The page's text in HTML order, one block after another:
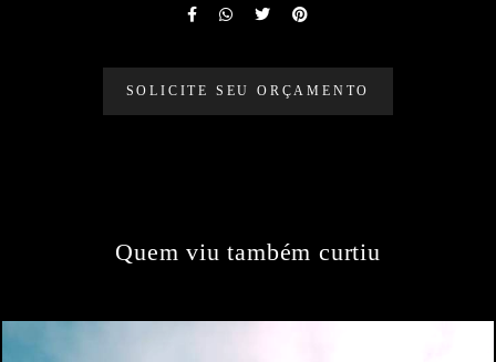
SOLICITE SEU ORÇAMENTO
Quem viu também curtiu